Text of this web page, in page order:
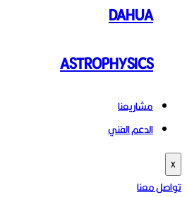
DAHUA
ASTROPHYSICS
مشاريعنا
الدعم الفني
X
تواصل معنا